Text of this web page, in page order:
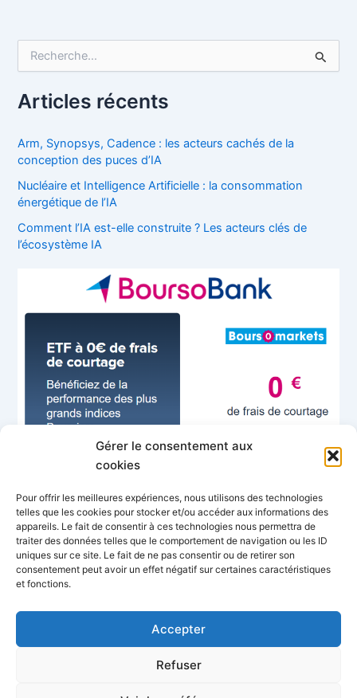
Gérer le consentement aux
cookies
Pour offrir les meilleures expériences, nous utilisons des technologies
telles que les cookies pour stocker et/ou accéder aux informations des
appareils. Le fait de consentir à ces technologies nous permettra de
traiter des données telles que le comportement de navigation ou les ID
uniques sur ce site. Le fait de ne pas consentir ou de retirer son
consentement peut avoir un effet négatif sur certaines caractéristiques
et fonctions.
Accepter
Refuser
e
h
c
h
e
r
:
Articles récents
Arm, Synopsys, Cadence : les acteurs cachés de la
conception des puces d’IA
Nucléaire et Intelligence Artificielle : la consommation
énergétique de l’IA
Comment l’IA est-elle construite ? Les acteurs clés de
l’écosystème IA
Gagnezentre 150€ et 220€à l'ouverture d'un compte via